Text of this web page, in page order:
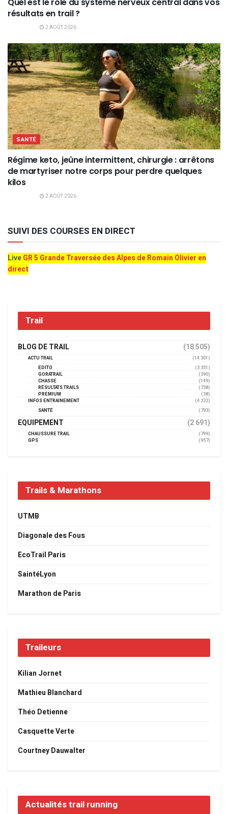
Quel est le rôle du système nerveux central dans vos
résultats en trail ?
2 AOÛT 2026
SANTÉ
Régime keto, jeûne intermittent, chirurgie : arrêtons
de martyriser notre corps pour perdre quelques
kilos
2 AOÛT 2026
SUIVI DES COURSES EN DIRECT
LiveGR 5 Grande Traversée des Alpes de Romain Olivier en
direct
Trail
BLOG DE TRAIL (18 505)
ACTU TRAIL
(14 301)
EDITO
(3 351)
GORATRAIL
(390)
CHASSE
(149)
RÉSULTATS TRAILS
(738)
PREMIUM
(38)
INFOS ENTRAINEMENT
(4 232)
SANTÉ
(793)
EQUIPEMENT (2 691)
CHAUSSURE TRAIL
(799)
GPS
(957)
Trails & Marathons
UTMB
Diagonale des Fous
EcoTrail Paris
SaintéLyon
Marathon de Paris
Traileurs
Kilian Jornet
Mathieu Blanchard
Théo Detienne
Casquette Verte
Courtney Dauwalter
Actualités trail running